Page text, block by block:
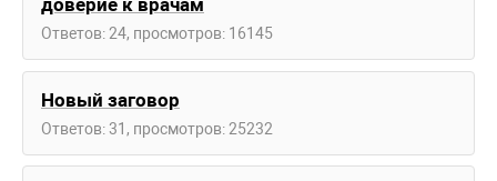
Ответов: 24, просмотров: 16145
Новый заговор
Ответов: 31, просмотров: 25232